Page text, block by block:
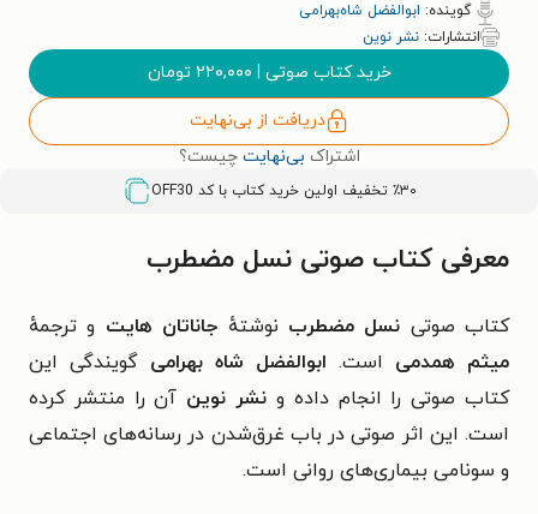
گوینده: ابوالفضل شاه‌بهرامی
انتشارات: نشر نوین
خرید کتاب صوتی | ۲۲۰,۰۰۰ تومان
دریافت از بی‌نهایت
اشتراک بی‌نهایت چیست؟
٪۳۰ تخفیف اولین خرید کتاب با کد OFF30
معرفی کتاب صوتی نسل مضطرب
کتاب صوتی نسل مضطرب نوشتهٔ جاناتان هایت و ترجمهٔ
میثم همدمی است. ابوالفضل شاه بهرامی گویندگی این
کتاب صوتی را انجام داده و نشر نوین آن را منتشر کرده
است. این اثر صوتی در باب غرق‌شدن در رسانه‌های اجتماعی
و سونامی بیماری‌های روانی است.